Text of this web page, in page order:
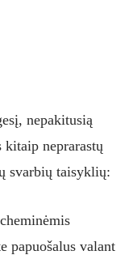
nepakitusią
neprarastų
svarbių taisyklių:
papuošalus valant